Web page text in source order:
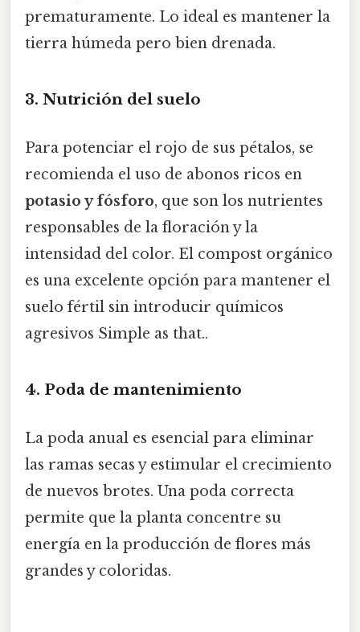
prematuramente. Lo ideal es mantener la
tierra húmeda pero bien drenada.
3. Nutrición del suelo
Para potenciar el rojo de sus pétalos, se
recomienda el uso de abonos ricos en
potasio y fósforo, que son los nutrientes
responsables de la floración y la
intensidad del color. El compost orgánico
es una excelente opción para mantener el
suelo fértil sin introducir químicos
agresivos Simple as that..
4. Poda de mantenimiento
La poda anual es esencial para eliminar
las ramas secas y estimular el crecimiento
de nuevos brotes. Una poda correcta
permite que la planta concentre su
energía en la producción de flores más
grandes y coloridas.